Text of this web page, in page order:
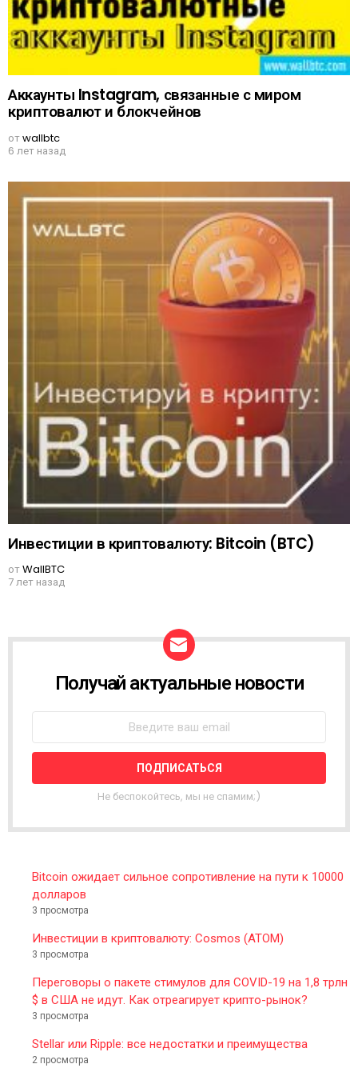
Аккаунты Instagram, связанные с миром
криптовалют и блокчейнов
отwallbtc
6 лет назад
Инвестиции в криптовалюту: Bitcoin (BTC)
отWallBTC
7 лет назад
W
L
E
T
R
Получай актуальные новости
Не беспокойтесь, мы не спамим;)
Bitcoin ожидает сильное сопротивление на пути к 10000
долларов
3 просмотра
Инвестиции в криптовалюту: Cosmos (ATOM)
3 просмотра
Переговоры о пакете стимулов для COVID-19 на 1,8 трлн
$ в США не идут. Как отреагирует крипто-рынок?
3 просмотра
Stellar или Ripple: все недостатки и преимущества
2 просмотра